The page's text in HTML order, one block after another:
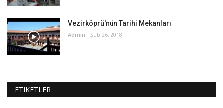
Vezirköprü'nün Tarihi Mekanları
Admin Şub 26, 2018
ETIKETLER